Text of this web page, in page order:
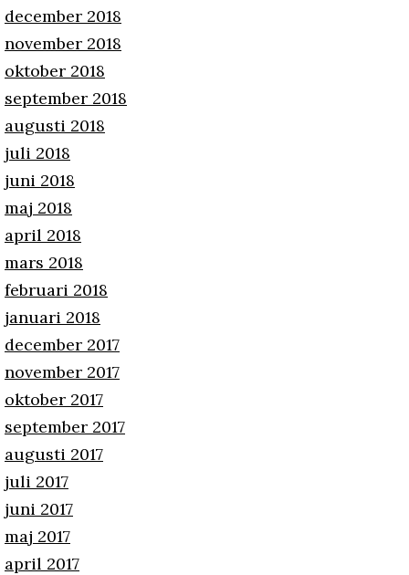
december 2018
november 2018
oktober 2018
september 2018
augusti 2018
juli 2018
juni 2018
maj 2018
april 2018
mars 2018
februari 2018
januari 2018
december 2017
november 2017
oktober 2017
september 2017
augusti 2017
juli 2017
juni 2017
maj 2017
april 2017